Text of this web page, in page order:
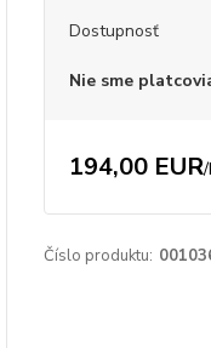
Dostupnosť
Nie sme
194,00 EUR/
Číslo produktu: